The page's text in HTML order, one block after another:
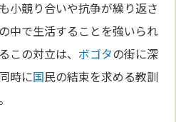
小競り合いや抗争が繰り返さ
中で生活することを強いられ
この対立は、 ボゴタの街に深
時に国民の結束を求める教訓